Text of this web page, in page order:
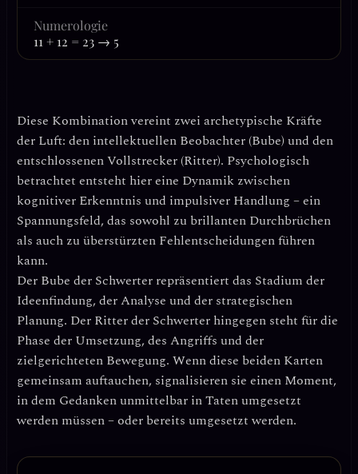
Numerologie
11 + 12 = 23 → 5
Diese Kombination vereint zwei archetypische Kräfte
der Luft: den intellektuellen Beobachter (Bube) und den
entschlossenen Vollstrecker (Ritter). Psychologisch
betrachtet entsteht hier eine Dynamik zwischen
kognitiver Erkenntnis und impulsiver Handlung – ein
Spannungsfeld, das sowohl zu brillanten Durchbrüchen
als auch zu überstürzten Fehlentscheidungen führen
kann.
Der Bube der Schwerter repräsentiert das Stadium der
Ideenfindung, der Analyse und der strategischen
Planung. Der Ritter der Schwerter hingegen steht fürdie
Phase der Umsetzung, des Angriffs und der
zielgerichteten Bewegung. Wenn diese beiden Karten
gemeinsam auftauchen, signalisieren sie einen Moment,
in dem Gedanken unmittelbar in Taten umgesetzt
werden müssen – oder bereits umgesetzt werden.